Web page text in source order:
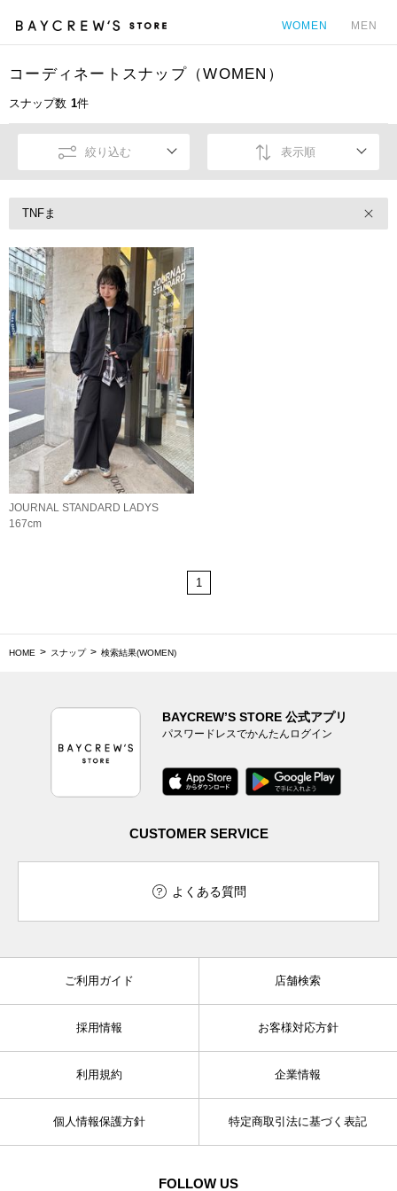
WOMEN MEN
コーディネートスナップ（WOMEN）
スナップ数 1件
絞り込む 表示順
TNFま
JOURNAL STANDARD LADYS
167cm
1
HOME スナップ 検索結果(WOMEN)
BAYCREW’S STORE 公式アプリ
パスワードレスでかんたんログイン
CUSTOMER SERVICE
よくある質問
ご利用ガイド 店舗検索
採用情報 お客様対応方針
利用規約 企業情報
個人情報保護方針 特定商取引法に基づく表記
FOLLOW US